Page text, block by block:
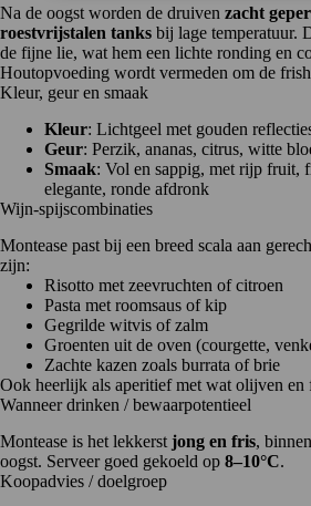
Na de oogst worden de druiven zacht
roestvrijstalen tanks bij lage temperatuur.
de fijne lie, wat hem een lichte ronding en
Houtopvoeding wordt vermeden om de
Kleur, geur en smaak
Kleur: Lichtgeel met gouden
Geur: Perzik, ananas, citrus, witte
Smaak: Vol en sappig, met rijp fruit,
elegante, ronde afdronk
Wijn-spijscombinaties
Montease past bij een breed scala aan
zijn:
Risotto met zeevruchten of citroen
Pasta met roomsaus of kip
Gegrilde witvis of zalm
Groenten uit de oven (courgette,
Zachte kazen zoals burrata of brie
Ook heerlijk als aperitief met wat olijven en
Wanneer drinken / bewaarpotentieel
Montease is het lekkerst jong en fris , binnen
oogst. Serveer goed gekoeld op 8–10°C
Koopadvies / doelgroep